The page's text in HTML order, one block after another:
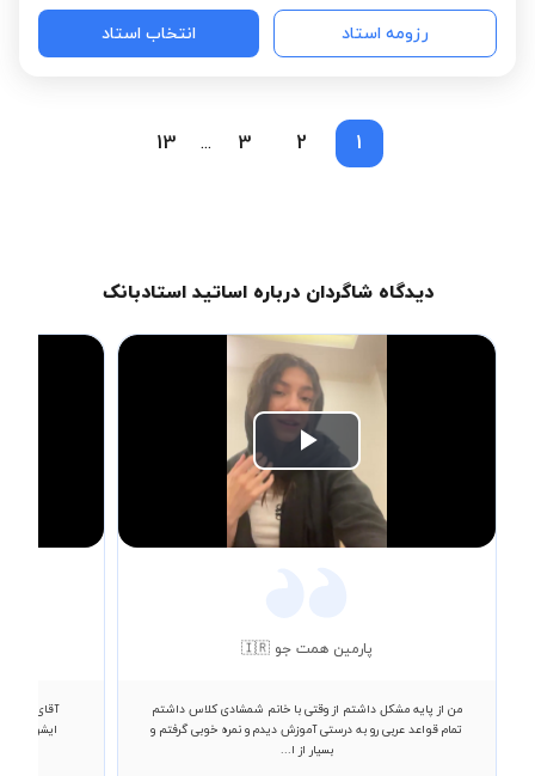
رزومه استاد انتخاب استاد
1
2
3
...
13
دیدگاه شاگردان درباره اساتید استادبانک
Play
Video
پارمین همت جو 🇮🇷
من از پایه مشکل داشتم از وقتی با خانم شمشادی کلاس داشتم
تمام قواعد عربی رو به درستی آموزش دیدم و نمره خوبی گرفتم و
بسیار از ا...
آقای
ایشون